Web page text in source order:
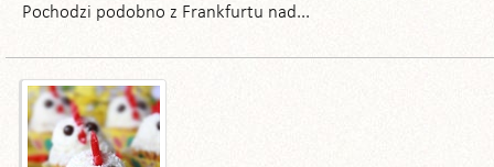
Pochodzi podobno z Frankfurtu nad...